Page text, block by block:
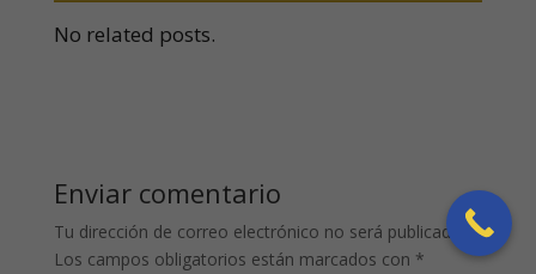
No related posts.
Enviar comentario
Tu dirección de correo electrónico no será publicada.
Los campos obligatorios están marcados con *